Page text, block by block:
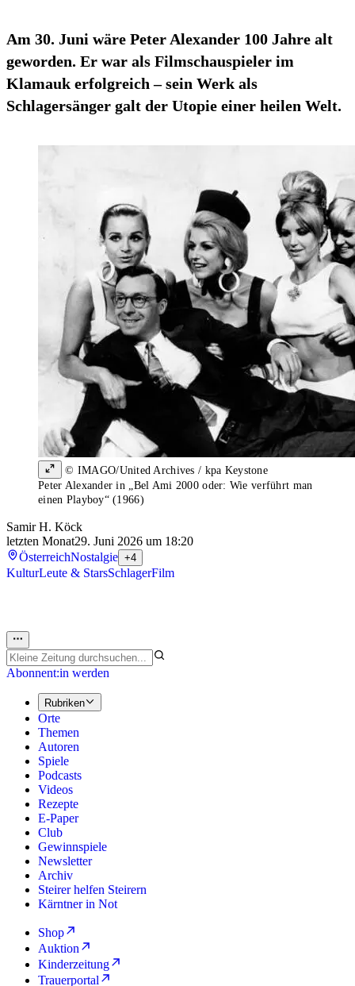
Am 30. Juni wäre Peter Alexander 100 Jahre alt
geworden. Er war als Filmschauspieler im
Klamauk erfolgreich – sein Werk als
Schlagersänger galt der Utopie einer heilen Welt.
© IMAGO/United Archives / kpa Keystone
Peter Alexander in „Bel Ami 2000 oder: Wie verführt man
einen Playboy“ (1966)
Samir H. Köck
letzten Monat29. Juni 2026 um 18:20
ÖsterreichNostalgie +4
KulturLeute & StarsSchlagerFilm
Abonnent:in werden
Rubriken
Orte
Themen
Autoren
Spiele
Podcasts
Videos
Rezepte
E-Paper
Club
Gewinnspiele
Newsletter
Archiv
Steirer helfen Steirern
Kärntner in Not
Shop
Auktion
Kinderzeitung
Trauerportal